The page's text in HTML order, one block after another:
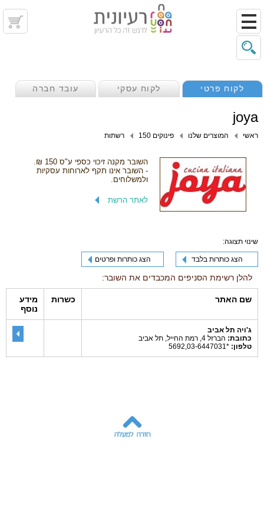
לקוח פרטי לקוח עסקי עובד חברה
joya
ראשי המוצרים שלנו פינוקים 150 רשתות
השובר מקנה זיכוי כספי ע"ס 150 ₪.
- השובר אינו תקף לארוחות עסקיות
ולמשלוחים.
לאתר הרשת
שינוי תצוגה:
הצג כותרות בלבד הצג כותרות ופרטים
להלן רשימת הסניפים המכבדים את השובר:
שם האתר כשרות
מידע
נוסף
ג'ויה תל אביב
כתובת: הברזל 4, רמת החייל, תל אביב
טלפון: *5692,03-6447031